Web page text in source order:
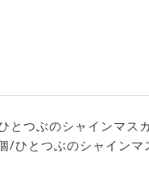
とつぶのシャインマス
/ひとつぶのシャインマ